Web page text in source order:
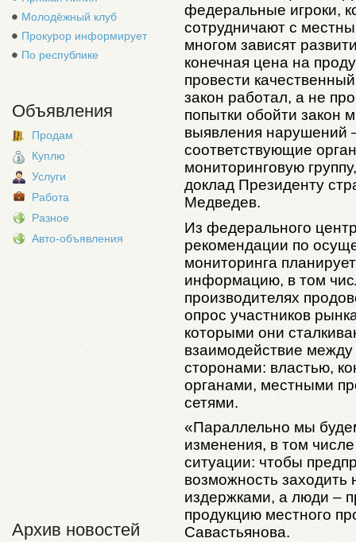
Молодёжный клуб
Прокурор информирует
По республике
Объявления
Продам
Куплю
Услуги
Работа
Разное
Авто-объявления
Архив новостей
федеральные игроки,
сотрудничают с
многом зависят
конечная цена на
провести
закон работал, а не
попытки обойти закон
выявления нарушений
соответствующие
мониторинговую
доклад Президенту
Медведев.
Из федерального
рекомендации по
мониторинга
информацию, в том
производителях
опрос участников
которыми они
взаимодействие
сторонами: властью,
органами, местными
сетями.
«Параллельно мы
изменения, в том
ситуации: чтобы
возможность
издержками, а люди –
продукцию местного
Савастьянова.